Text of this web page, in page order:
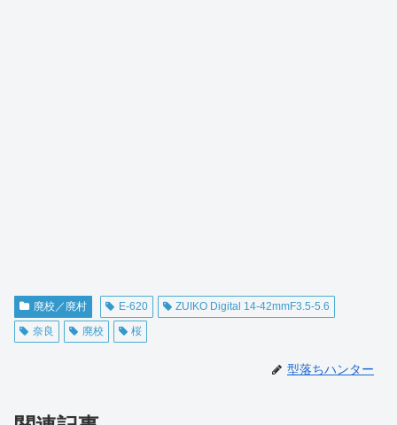
廃校／廃村 E-620
ZUIKO Digital 14-42mmF3.5-5.6
奈良
廃校 桜
型落ちハンター